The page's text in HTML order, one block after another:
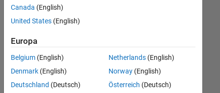
keine
offenen
Stellen,
Ihren
Suchkriterien
entsprechen.
können
Canada (English)
United States (English)
Europa
Belgium (English)
Denmark (English)
Deutschland (Deutsch)
Netherlands(English)
Norway(English)
Österreich (Deutsch)